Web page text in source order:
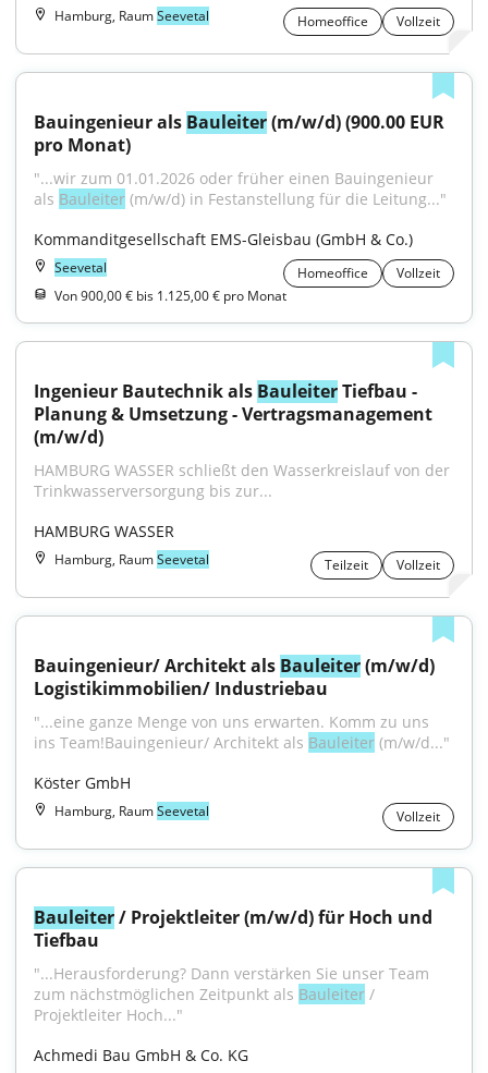
Hamburg, RaumSeevetal Homeoffice Vollzeit
Bauingenieur als Bauleiter (m/w/d) (900.00 EUR
pro Monat)
"...wir zum 01.01.2026 oder früher einen Bauingenieur
als Bauleiter (m/w/d) in Festanstellung für die Leitung..."
Kommanditgesellschaft EMS-Gleisbau (GmbH & Co.)
Seevetal Homeoffice
Vollzeit
Von 900,00 € bis 1.125,00 € pro Monat
Ingenieur Bautechnik als Bauleiter Tiefbau -
Planung & Umsetzung - Vertragsmanagement
(m/w/d)
HAMBURG WASSER schließt den Wasserkreislauf von der
Trinkwasserversorgung bis zur...
HAMBURG WASSER
Hamburg, RaumSeevetal Teilzeit Vollzeit
Bauingenieur/ Architekt als Bauleiter (m/w/d)
Logistikimmobilien/ Industriebau
"...eine ganze Menge von uns erwarten. Komm zu uns
ins Team!Bauingenieur/ Architekt als Bauleiter (m/w/d..."
Köster GmbH
Hamburg, RaumSeevetal Vollzeit
Bauleiter / Projektleiter (m/w/d) für Hoch und
Tiefbau
"...Herausforderung? Dann verstärken Sie unser Team
zum nächstmöglichen Zeitpunkt als Bauleiter /
Projektleiter Hoch..."
Achmedi Bau GmbH & Co. KG